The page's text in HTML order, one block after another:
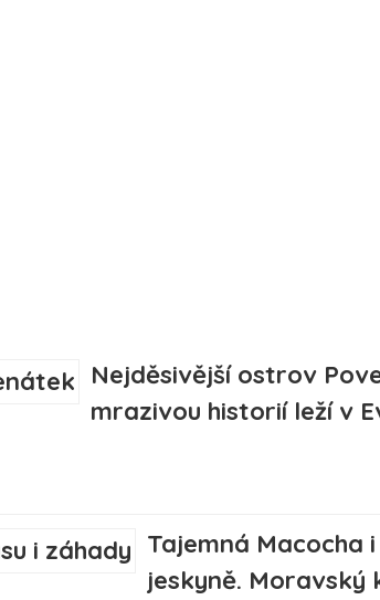
Nejděsivější ostrov
mrazivou historií leží v
Tajemná Macocha
jeskyně. Moravský